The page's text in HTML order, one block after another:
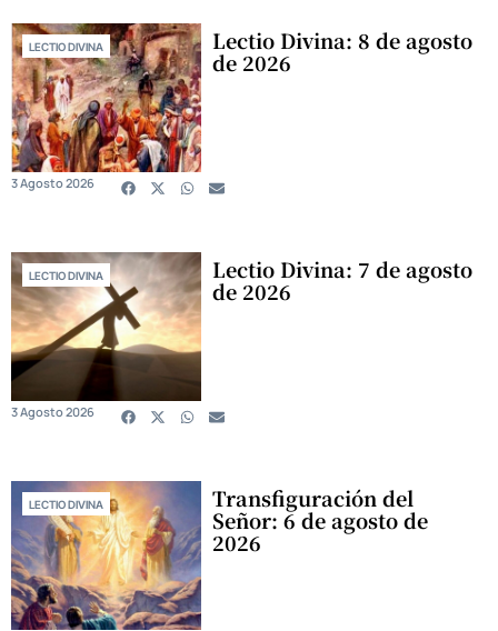
LECTIO DIVINA Lectio Divina: 8 de agosto
de 2026
3 Agosto 2026
LECTIO DIVINA Lectio Divina: 7 de agosto
de 2026
3 Agosto 2026
LECTIO DIVINA Transfiguración del
Señor: 6 de agosto de
2026